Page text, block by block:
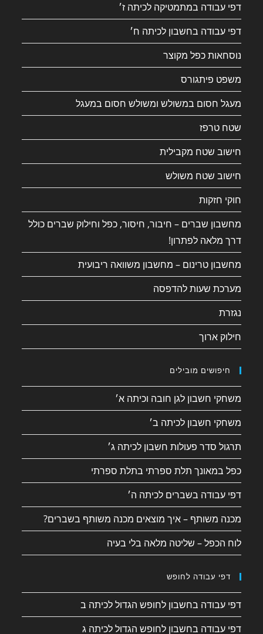
דפי עבודה במתמטיקה לכיתה ז׳
דפי עבודה בחשבון לכיתה ח׳
נוסחאות כפל מקוצר
משפט פיתגורס
מעגל חסום במשולש ומשולש חסום במעגל
שטח טרפז
חישוב שטח מקבילית
חישוב שטח משולש
חוקי חזקות
מחשבון שברים – חיבור, חיסור, כפל וחילוק שברים כולל
דרך מלאה לפתרון!
מחשבון טרינום – מחשבון משוואה ריבועית
מערכת שעות להדפסה
נגזרת
חילוק ארוך
חיפושים מובילים
משחקי חשבון לגן חובה וכיתה א׳
משחקי חשבון לכיתה ב׳
תרגול סדר פעולות חשבון לכיתה ג׳
כפל במאונך תלת ספרתי בתלת ספרתי
דפי עבודה בשברים לכיתה ה׳
מכנה משותף – איך מוצאים מכנה משותף בשברים?
לוח הכפל – שליטה מלאה בלי בעיה
דפי עבודה לחופש
דפי עבודה בחשבון לחופש הגדול לכיתה ב
דפי עבודה בחשבון לחופש הגדול לכיתה ג